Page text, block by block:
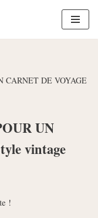
CARNET DE VOYAGE
UN
vintage
!